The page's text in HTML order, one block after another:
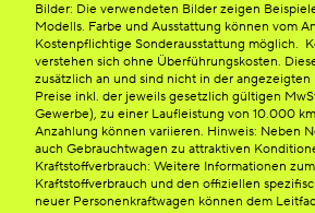
Bilder: Die verwendeten Bilder zeigen
Modells. Farbe und Ausstattung können vom
Kostenpflichtige Sonderausstattung möglich.
verstehen sich ohne Überführungskosten.
zusätzlich an und sind nicht in der
Preise inkl. der jeweils gesetzlich gültigen
Gewerbe), zu einer Laufleistung von 10.000
Anzahlung können variieren. Hinweis: Neben
auch Gebrauchtwagen zu attraktiven
Kraftstoffverbrauch: Weitere Informationen
Kraftstoffverbrauch und den offiziellen
neuer Personenkraftwagen können dem